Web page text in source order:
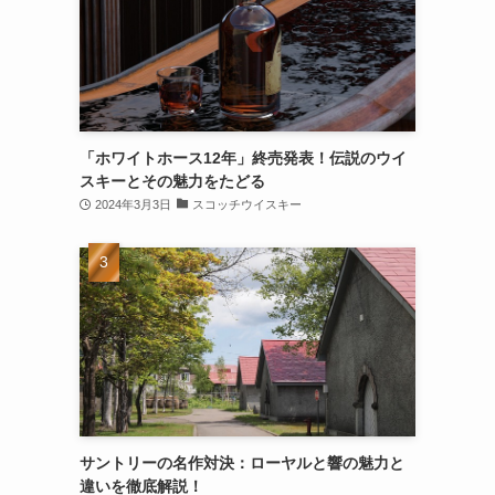
「ホワイトホース12年」終売発表！伝説のウイ
スキーとその魅力をたどる
2024年3月3日 スコッチウイスキー
サントリーの名作対決：ローヤルと響の魅力と
違いを徹底解説！